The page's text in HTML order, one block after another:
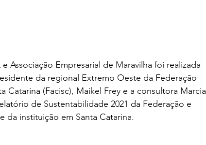
Associação Empresarial de Maravilha foi realizada
da regional Extremo Oeste da Federação
Catarina (Facisc), Maikel Frey e a consultora Marcia
de Sustentabilidade 2021 da Federação e
da instituição em Santa Catarina.